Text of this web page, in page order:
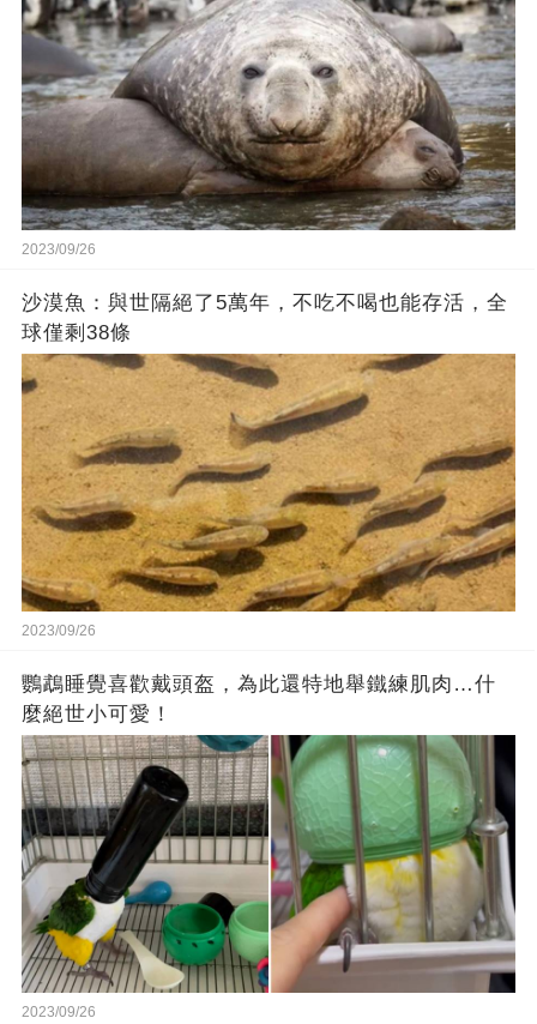
2023/09/26
沙漠魚：與世隔絕了5萬年，不吃不喝也能存活，全
球僅剩38條
2023/09/26
鸚鵡睡覺喜歡戴頭盔，為此還特地舉鐵練肌肉…什
麼絕世小可愛！
2023/09/26